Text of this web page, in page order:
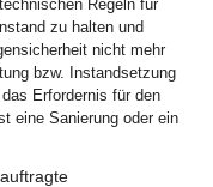
Regeln für
zu halten und
nicht mehr
bzw. Instandsetzung
Erfordernis für den
eine Sanierung oder ein